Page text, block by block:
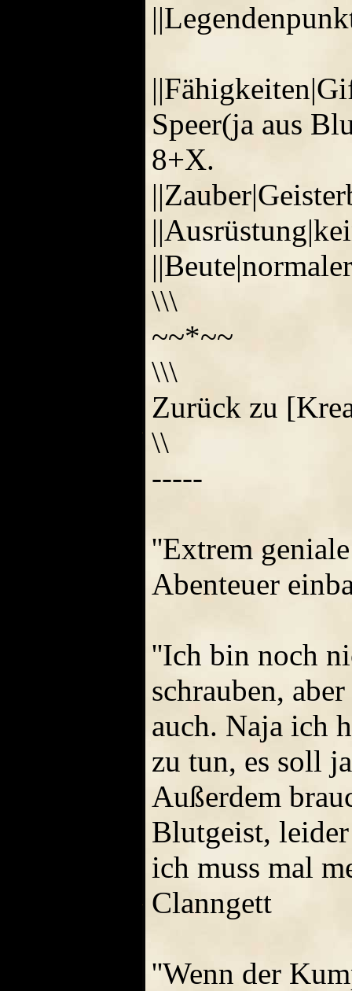
Speer(ja aus
8+X.
\\\
~~*~~
\\\
Zurück zu
\\
-----
''Extrem
Abenteuer
''Ich bin noch
schrauben,
auch. Naja ich
zu tun, es soll
Außerdem
Blutgeist,
ich muss mal
Clanngett
''Wenn der